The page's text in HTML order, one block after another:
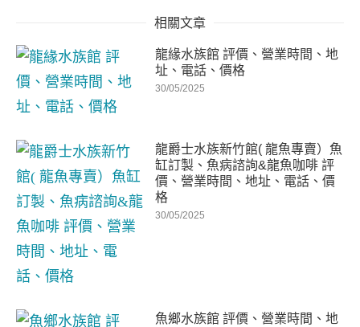
相關文章
龍緣水族館 評價、營業時間、地
址、電話、價格
30/05/2025
龍爵士水族新竹館( 龍魚專賣）魚
缸訂製、魚病諮詢&龍魚咖啡 評
價、營業時間、地址、電話、價
格
30/05/2025
魚鄉水族館 評價、營業時間、地